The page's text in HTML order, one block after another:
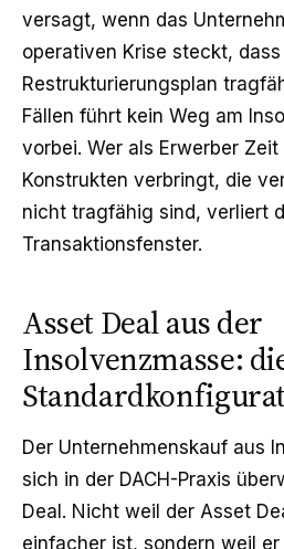
versagt, wenn das
operativen Krise steckt, dass
Restrukturierungsplan
Fällen führt kein Weg am
vorbei. Wer als Erwerber Zeit
Konstrukten verbringt, die
nicht tragfähig sind, verliert
Transaktionsfenster.
Asset Deal aus der
Insolvenzmasse:
Der Unternehmenskauf aus
sich in der DACH-Praxis
Deal. Nicht weil der Asset
einfacher ist, sondern weil